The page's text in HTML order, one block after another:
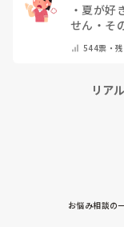
・ 夏が好
せん ・ そ
544票・
リア
お悩み相談の